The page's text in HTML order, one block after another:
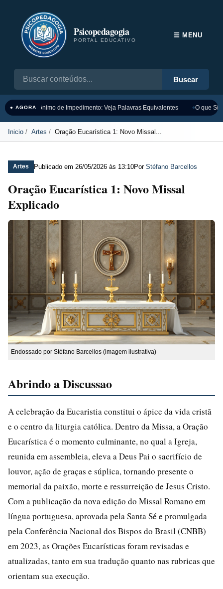
Psicopedagogia
PORTAL EDUCATIVO
Buscar
☰ MENU
● AGORASinônimo de Impedimento: Veja Palavras Equivalentes O que
Inicio Artes Oração Eucarística 1: Novo Missal...
Artes Publicado em 26/05/2026 às 13:10Por Stéfano Barcellos
Oração Eucarística 1: Novo Missal
Explicado
Endossado por Stéfano Barcellos (imagem ilustrativa)
Abrindo a Discussao
A celebração da Eucaristia constitui o ápice da vida cristã
e o centro da liturgia católica. Dentro da Missa, a Oração
Eucarística é o momento culminante, no qual a Igreja,
reunida em assembleia, eleva a Deus Pai o sacrifício de
louvor, ação de graças e súplica, tornando presente o
memorial da paixão, morte e ressurreição de Jesus Cristo.
Com a publicação da nova edição do Missal Romano em
língua portuguesa, aprovada pela Santa Sé e promulgada
pela Conferência Nacional dos Bispos do Brasil (CNBB)
em 2023, as Orações Eucarísticas foram revisadas e
atualizadas, tanto em sua tradução quanto nas rubricas que
orientam sua execução.